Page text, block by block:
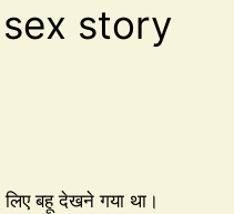
story
बहू देखने गया था।